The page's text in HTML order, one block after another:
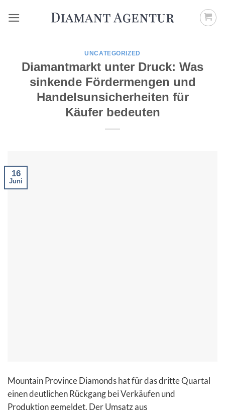
Inhalt
UNCATEGORIZED
Diamantmarkt unter Druck: Was
sinkende Fördermengen und
Handelsunsicherheiten für
Käufer bedeuten
16
Juni
Mountain Province Diamonds hat für das dritte Quartal
einen deutlichen Rückgang bei Verkäufen und
Produktion gemeldet. Der Umsatz aus